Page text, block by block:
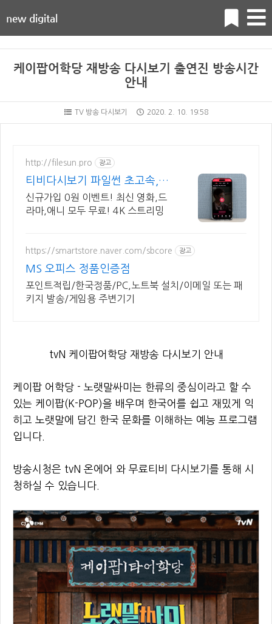
new digital
케이팝어학당 재방송 다시보기 출연진 방송시간
안내
TV 방송 다시보기 2020. 2. 10. 19:58
http://filesun.pro 광고
티비다시보기 파일썬 초고속,
4K 실시간 보기!
신규가입 0원 이벤트! 최신 영화,드
라마,애니 모두 무료! 4K 스트리밍
https://smartstore.naver.com/sbcore 광고
MS 오피스 정품인증점
포인트적립/한국정품/PC,노트북 설치/이메일 또는 패
키지 발송/게임용 주변기기
tvN 케이팝어학당 재방송 다시보기 안내
케이팝 어학당 - 노랫말싸미는 한류의 중심이라고 할 수
있는 케이팝(K-POP)을 배우며 한국어를 쉽고 재밌게 익
히고 노랫말에 담긴 한국 문화를 이해하는 예능 프로그램
입니다.
방송시청은 tvN 온에어 와 무료티비 다시보기를 통해 시
청하실 수 있습니다.